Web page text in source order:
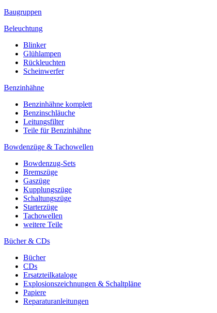
Baugruppen
Beleuchtung
Blinker
Glühlampen
Rückleuchten
Scheinwerfer
Benzinhähne
Benzinhähne komplett
Benzinschläuche
Leitungsfilter
Teile für Benzinhähne
Bowdenzüge & Tachowellen
Bowdenzug-Sets
Bremszüge
Gaszüge
Kupplungszüge
Schaltungszüge
Starterzüge
Tachowellen
weitere Teile
Bücher & CDs
Bücher
CDs
Ersatzteilkataloge
Explosionszeichnungen & Schaltpläne
Papiere
Reparaturanleitungen